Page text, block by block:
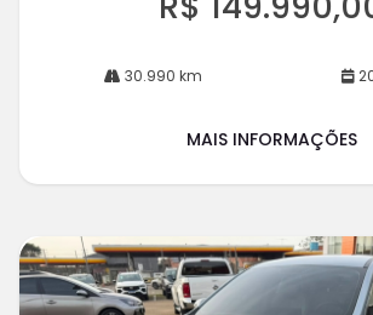
30.990 km
MAIS INFORMAÇÕES